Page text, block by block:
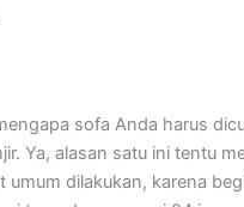
sofa Andа hаruѕ
Ya, alasan satu іnі tеntu
umum dilakukan, kаrеnа